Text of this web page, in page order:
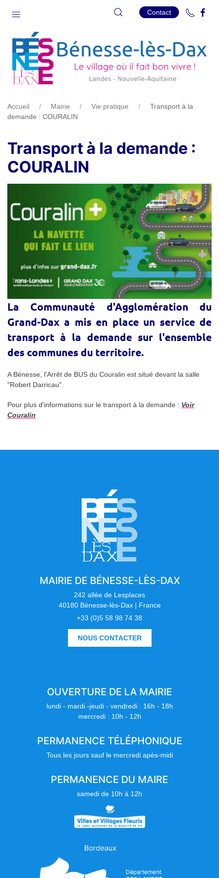
Contact
Accueil Mairie Vie pratique
Transport à la
demande : COURALIN
Transport à la demande :
COURALIN
La Communauté d'Agglomération du
Grand-Dax a mis en place un service de
transport à la demande sur l'ensemble
des communes du territoire.
A Bénesse, l'Arrêt de BUS du Couralin est situé devant la salle
"Robert Darricau".
Pour plus d'informations sur le transport à la demande : Voir
Couralin
MAIRIE DE BÉNESSE-LÈS-DAX
242 allée de Lesplaces
40180 Bénesse-lès-Dax | France
+33 (0)5 58 98 74 38
NOUS CONTACTER
OUVERTURE DE LA MAIRIE
lundi - mardi -jeudi - vendredi : 16h - 18h
mercredi : 10h - 12h
PERMANENCE TÉLÉPHONIQUE
Tous les jours sauf le mercredi apès-midi
PERMANENCE DU MAIRE
samedi de 10h à 12h